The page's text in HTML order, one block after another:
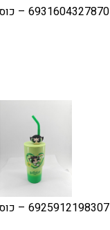
6931604327870 – כוס עם קש
6925912198307 – כוס עם קש